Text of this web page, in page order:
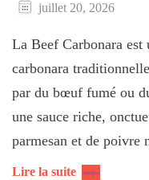
juillet 20, 2026
La Beef Carbonara est
carbonara
par du bœuf fumé ou
une sauce riche,
parmesan et de
Lire la suite